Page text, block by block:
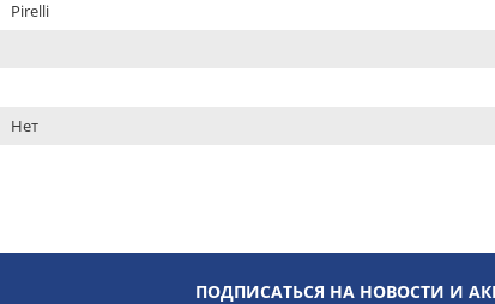
Pirelli
Нет
ПОДПИСАТЬСЯ НА НОВОСТИ И